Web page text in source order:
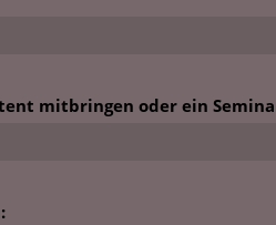
mitbringen oder ein